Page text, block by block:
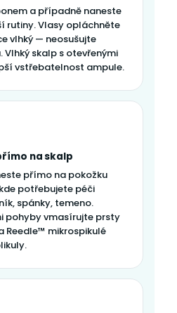
a případně naneste
rutiny. Vlasy opláchněte
vlhký — neosušujte
Vlhký skalp s otevřenými
vstřebatelnost ampule.
na skalp
přímo na pokožku
potřebujete péči
spánky, temeno.
pohyby vmasírujte prsty
Reedle™ mikrospikulé